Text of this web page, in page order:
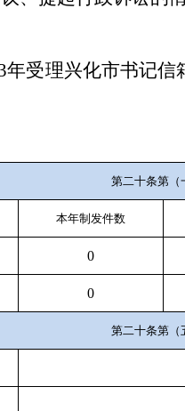
年受理兴化市书记信
第二十条第（
本年制 发件数
0
0
第二十条第（